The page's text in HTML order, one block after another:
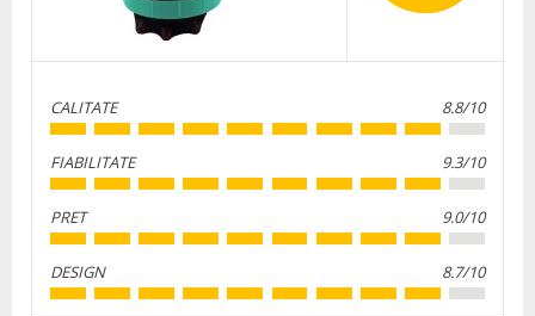
CALITATE 8.8/10
FIABILITATE 9.3/10
PRET 9.0/10
DESIGN 8.7/10